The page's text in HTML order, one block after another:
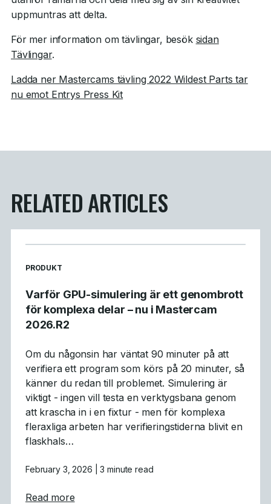
uppmuntras att delta.
För mer information om tävlingar, besök sidan
Tävlingar.
Ladda ner Mastercams tävling 2022 Wildest Parts tar
nu emot Entrys Press Kit
RELATED ARTICLES
READ MORE ARTICLES ABOUT
PRODUKT
Varför GPU-simulering är ett genombrott
för komplexa delar – nu i Mastercam
2026.R2
Om du någonsin har väntat 90 minuter på att
verifiera ett program som körs på 20 minuter, så
känner du redan till problemet. Simulering är
viktigt - ingen vill testa en verktygsbana genom
att krascha in i en fixtur - men för komplexa
fleraxliga arbeten har verifieringstiderna blivit en
flaskhals…
February 3, 2026 | 3 minute read
Read moreabout Varför GPU-simulering är ett